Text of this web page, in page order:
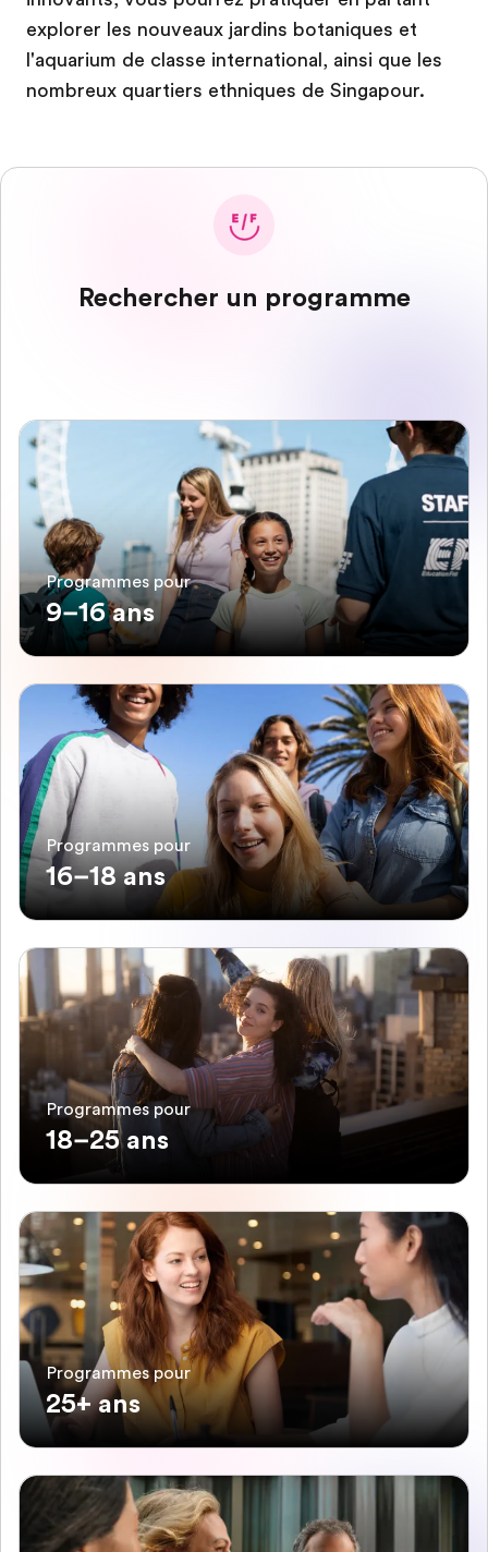
explorer les nouveaux jardins botaniques et
l'aquarium de classe international, ainsi que les
nombreux quartiers ethniques de Singapour.
Rechercher un programme
Programmes pour
9–16 ans
Programmes pour
16–18 ans
Programmes pour
18–25 ans
Programmes pour
25+ ans